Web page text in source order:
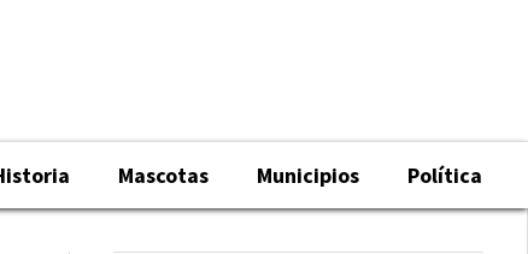
Mascotas Municipios Política